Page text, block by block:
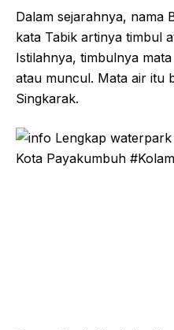
Dalam sejarahnya, nama
kata Tabik artinya timbul
Istilahnya, timbulnya
atau muncul. Mata air itu
Singkarak.